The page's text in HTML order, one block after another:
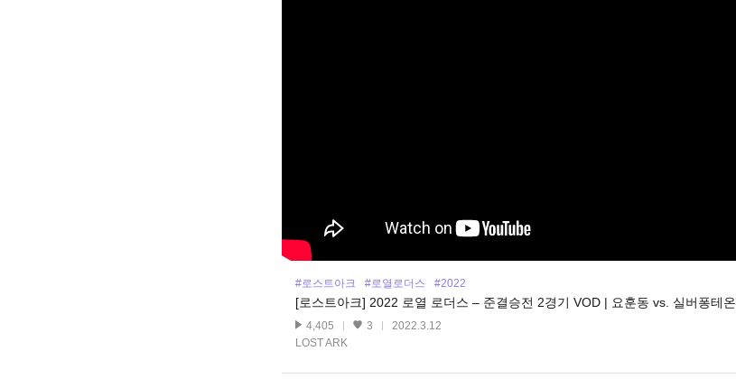
#로스트아크 #로열로더스 #2022
[로스트아크] 2022 로열 로더스 – 준결승전 2경기 VOD | 요훈동 vs. 실버퐁테온
4,405 3
2022.3.12
LOST ARK